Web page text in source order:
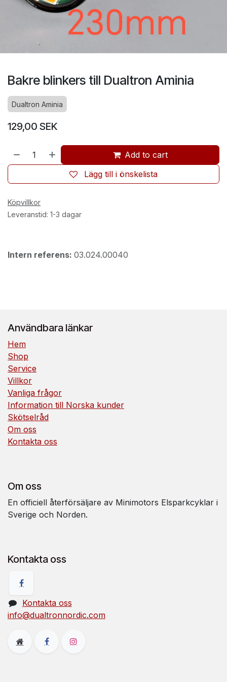
Bakre blinkers till Dualtron Aminia
Dualtron Aminia
129,00 SEK
Add to cart
Lägg till i önskelista
Köpvillkor
Leveranstid: 1-3 dagar
Intern referens: 03.024.00040
Användbara länkar
Hem
Shop
Service
Villkor
Vanliga frågor
Information till Norska kunder
Skötselråd
Om oss
Kontakta oss
Om oss
En officiell återförsäljare av Minimotors Elsparkcyklar i
Sverige och Norden.
Kontakta oss
Kontakta oss
info@dualtronnordic.com